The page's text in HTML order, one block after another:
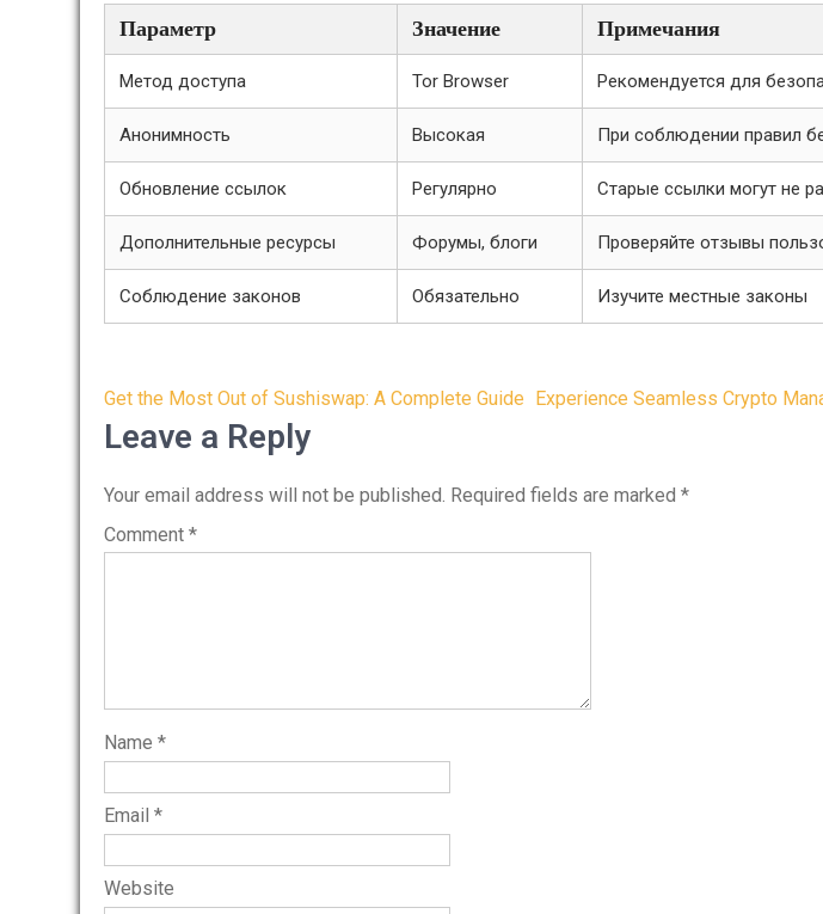
Параметр Значение Примечания
Метод доступа Tor Browser Рекомендуется для
Анонимность Высокая При соблюдении правил
Обновление ссылок Регулярно Старые ссылки могут не
Дополнительные ресурсы Форумы, блоги Проверяйте отзывы
Соблюдение законов Обязательно Изучите местные законы
Post
navigation
Get the Most Out of Sushiswap: A Complete Guide Experience Seamless Crypto
Leave a Reply
Your email address will not be published. Required fields are marked *
Comment *
Name *
Email *
Website